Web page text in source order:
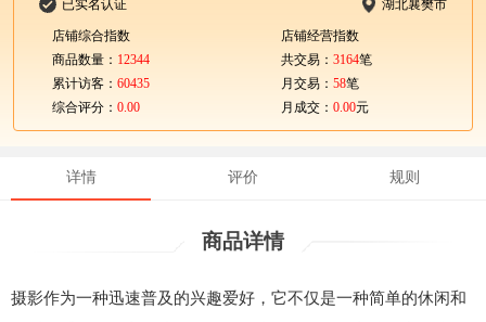
已实名认证 湖北襄樊市
店铺综合指数
商品数量： 12344
累计访客： 60435
综合评分： 0.00
店铺经营指数
共交易： 3164笔
月交易： 58笔
月成交： 0.00元
详情 评价 规则
商品详情
摄影作为一种迅速普及的兴趣爱好，它不仅是一种简单的休闲和